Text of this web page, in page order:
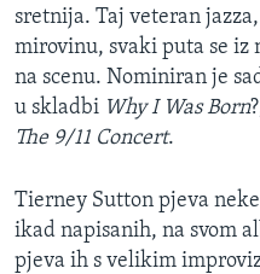
sretnija. Taj veteran
mirovinu, svaki puta se iz
na scenu. Nominiran je
u skladbi Why I Was Born
The 9/11 Concert.
Tierney Sutton pjeva
ikad napisanih, na svom
pjeva ih s velikim